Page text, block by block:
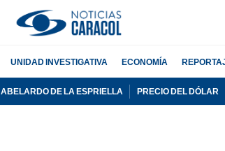
UNIDAD INVESTIGATIVA ECONOMÍA
ABELARDO DE LA ESPRIELLA PRECIO DEL DÓLAR